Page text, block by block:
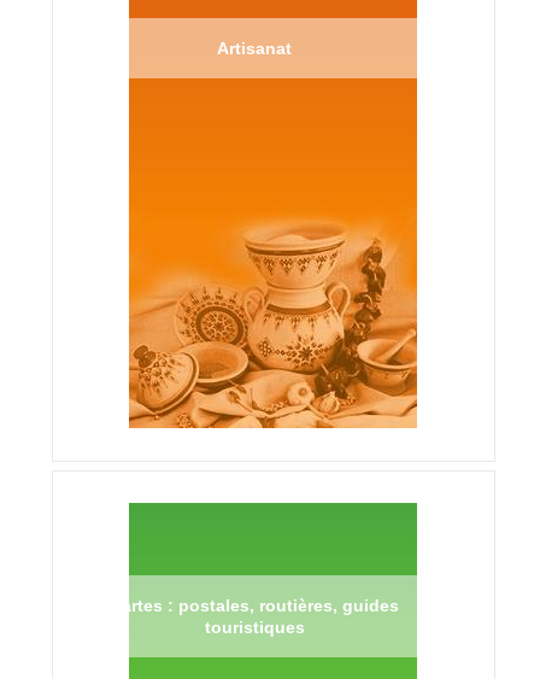
Artisanat
Cartes : postales, routières, guides
touristiques